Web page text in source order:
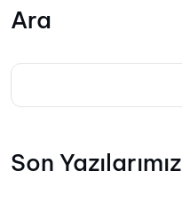
Ara
Son Yazılarımız